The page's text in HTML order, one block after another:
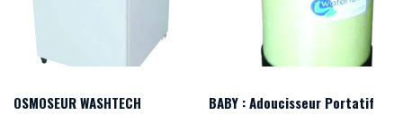
OSMOSEUR WASHTECH
BABY : Adoucisseur Portatif